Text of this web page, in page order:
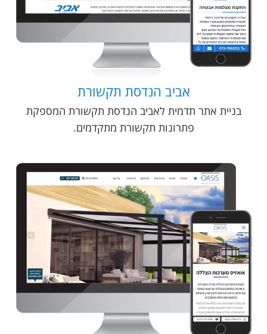
אביב הנדסת תקשורת
בניית אתר תדמית לאביב הנדסת תקשורת המספקת
פתרונות תקשורת מתקדמים.